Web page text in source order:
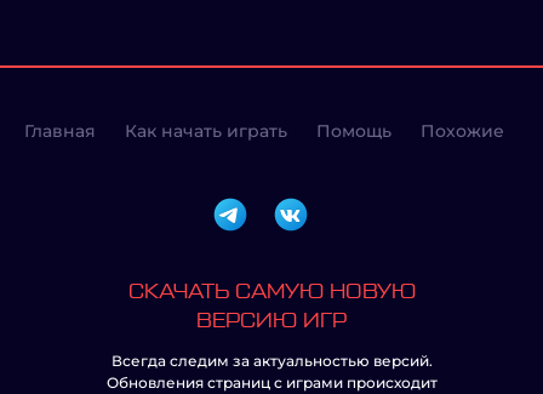
Главная Как начать играть Помощь Похожие
СКАЧАТЬ САМУЮ НОВУЮ
ВЕРСИЮ ИГР
Всегда следим за актуальностью версий.
Обновления страниц с играми происходит